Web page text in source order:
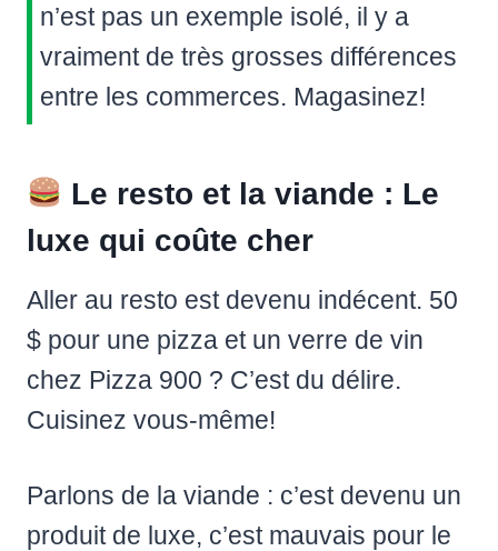
n’est pas un exemple isolé, il y a
vraiment de très grosses différences
entre les commerces. Magasinez!
Le resto et la viande : Le
luxe qui coûte cher
Aller au resto est devenu indécent. 50
$ pour une pizza et un verre de vin
chez Pizza 900 ? C’est du délire.
Cuisinez vous-même!
Parlons de la viande : c’est devenu un
produit de luxe, c’est mauvais pour le